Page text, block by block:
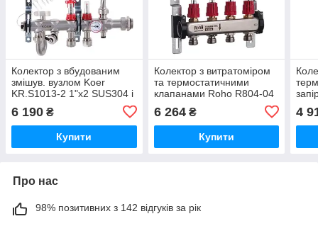
Колектор з вбудованим
змішув. вузлом Koer
KR.S1013-2 1"х2 SUS304 і
євроконус 3/4-16 (KR2945)
6 190 ₴
Купити
Колектор з витратоміром
та термостатичними
клапанами Roho R804-04
6 264₴
Купити
4
Про нас
98% позитивних з 142 відгуків за рік